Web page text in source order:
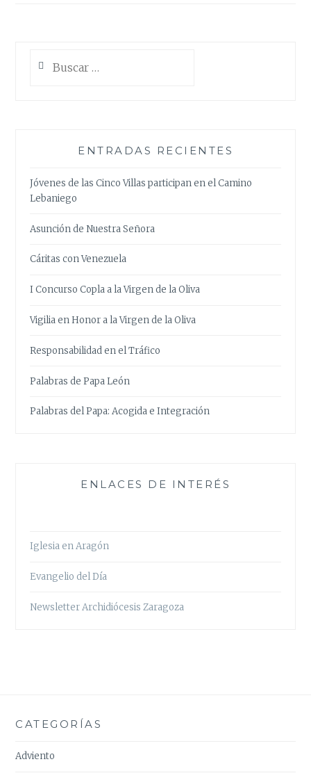
ENTRADAS RECIENTES
Jóvenes de las Cinco Villas participan en el Camino
Lebaniego
Asunción de Nuestra Señora
Cáritas con Venezuela
I Concurso Copla a la Virgen de la Oliva
Vigilia en Honor a la Virgen de la Oliva
Responsabilidad en el Tráfico
Palabras de Papa León
Palabras del Papa: Acogida e Integración
ENLACES DE INTERÉS
Iglesia en Aragón
Evangelio del Día
Newsletter Archidiócesis Zaragoza
CATEGORÍAS
Adviento